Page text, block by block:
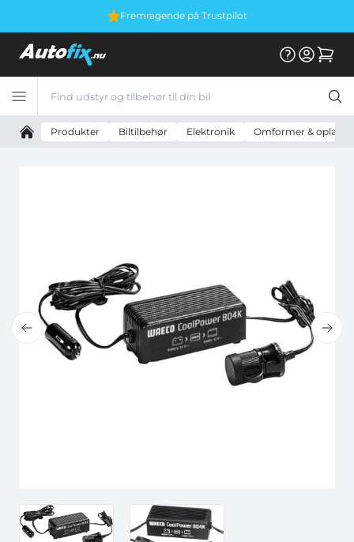
Fremragende på Trustpilot
Produkter Biltilbehør Elektronik Omformer & oplader